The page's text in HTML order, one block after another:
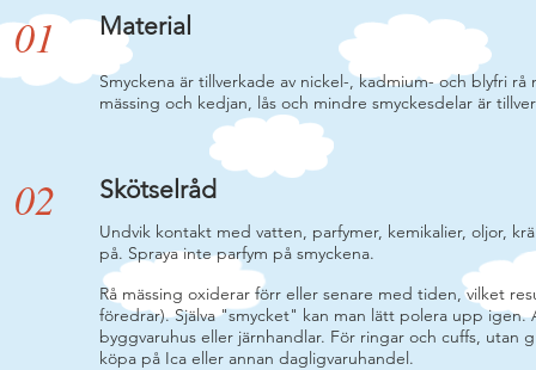
01 Material
Smyckena är tillverkade av nickel-, kadmium- och blyfri
mässing och kedjan, lås och mindre smyckesdelar är
02 Skötselråd
Undvik kontakt med vatten, parfymer, kemikalier, oljor,
på. Spraya inte parfym på smyckena.
Rå mässing oxiderar förr eller senare med tiden, vilket
föredrar). Själva "smycket" kan man lätt polera upp
byggvaruhus eller järnhandlar. För ringar och cuffs, utan
köpa på Ica eller annan dagligvaruhandel.